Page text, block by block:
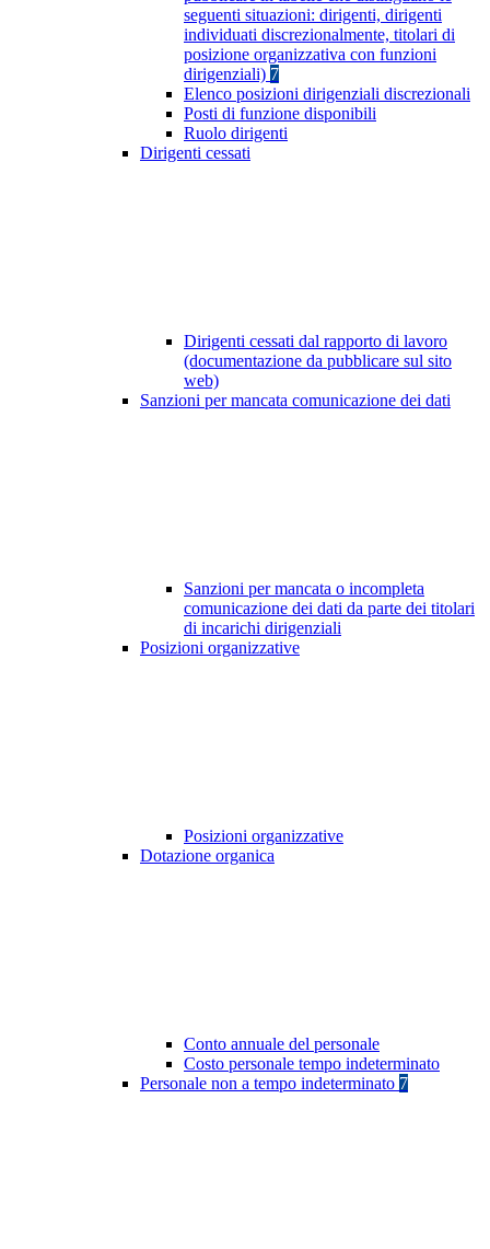
seguenti situazioni: dirigenti, dirigenti
individuati discrezionalmente, titolari di
posizione organizzativa con funzioni
dirigenziali) 7
Elenco posizioni dirigenziali discrezionali
Posti di funzione disponibili
Ruolo dirigenti
Dirigenti cessati
Dirigenti cessati dal rapporto di lavoro
(documentazione da pubblicare sul sito
web)
Sanzioni per mancata comunicazione dei dati
Sanzioni per mancata o incompleta
comunicazione dei dati da parte dei titolari
di incarichi dirigenziali
Posizioni organizzative
Posizioni organizzative
Dotazione organica
Conto annuale del personale
Costo personale tempo indeterminato
Personale non a tempo indeterminato 7